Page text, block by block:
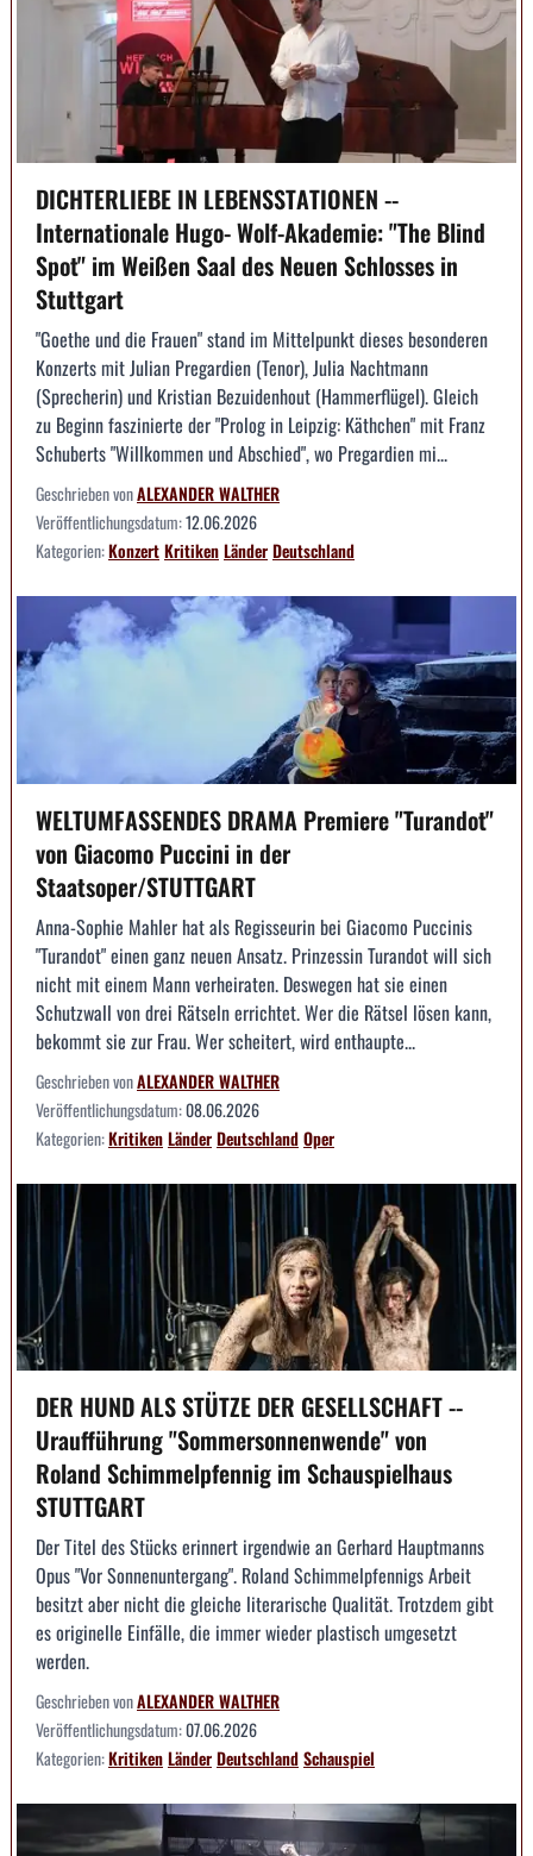
DICHTERLIEBE IN LEBENSSTATIONEN --
Internationale Hugo- Wolf-Akademie: "The Blind
Spot" im Weißen Saal des Neuen Schlosses in
Stuttgart
"Goethe und die Frauen" stand im Mittelpunkt dieses besonderen
Konzerts mit Julian Pregardien (Tenor), Julia Nachtmann
(Sprecherin) und Kristian Bezuidenhout (Hammerflügel). Gleich
zu Beginn faszinierte der "Prolog in Leipzig: Käthchen" mit Franz
Schuberts "Willkommen und Abschied", wo Pregardien mi...
Geschrieben vonALEXANDER WALTHER
Veröffentlichungsdatum:12.06.2026
Kategorien:KonzertKritikenLänderDeutschland
WELTUMFASSENDES DRAMA Premiere "Turandot"
von Giacomo Puccini in der
Staatsoper/STUTTGART
Anna-Sophie Mahler hat als Regisseurin bei Giacomo Puccinis
"Turandot" einen ganz neuen Ansatz. Prinzessin Turandot will sich
nicht mit einem Mann verheiraten. Deswegen hat sie einen
Schutzwall von drei Rätseln errichtet. Wer die Rätsel lösen kann,
bekommt sie zur Frau. Wer scheitert, wird enthaupte...
Geschrieben vonALEXANDER WALTHER
Veröffentlichungsdatum:08.06.2026
Kategorien:KritikenLänderDeutschlandOper
DER HUND ALS STÜTZE DER GESELLSCHAFT --
Uraufführung "Sommersonnenwende" von
Roland Schimmelpfennig im Schauspielhaus
STUTTGART
Der Titel des Stücks erinnert irgendwie an Gerhard Hauptmanns
Opus "Vor Sonnenuntergang". Roland Schimmelpfennigs Arbeit
besitzt aber nicht die gleiche literarische Qualität. Trotzdem gibt
es originelle Einfälle, die immer wieder plastisch umgesetzt
werden.
Geschrieben vonALEXANDER WALTHER
Veröffentlichungsdatum:07.06.2026
Kategorien:KritikenLänderDeutschlandSchauspiel